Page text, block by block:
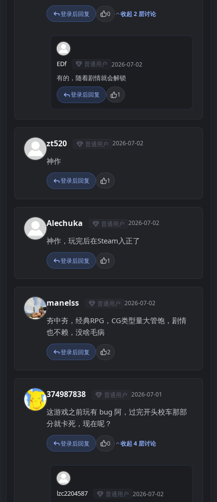
登录后回复 0 收起 2 层讨论
E
EDf 普通用户 2026-07-02
有的，随着剧情就会解锁
登录后回复 1
Z zt520 普通用户 2026-07-02
神作
登录后回复 1
A Alechuka 普通用户 2026-07-02
神作，玩完后在Steam入正了
登录后回复 1
M manelss 普通用户 2026-07-02
夯中夯，经典RPG，CG类型量大管饱，剧情
也不赖，没啥毛病
登录后回复 2
3 374987838 普通用户 2026-07-01
这游戏之前玩有 bug 阿，过完开头校车那部
分就卡死，现在呢？
登录后回复 0 收起 4 层讨论
L
lzc2204587 普通用户 2026-07-02